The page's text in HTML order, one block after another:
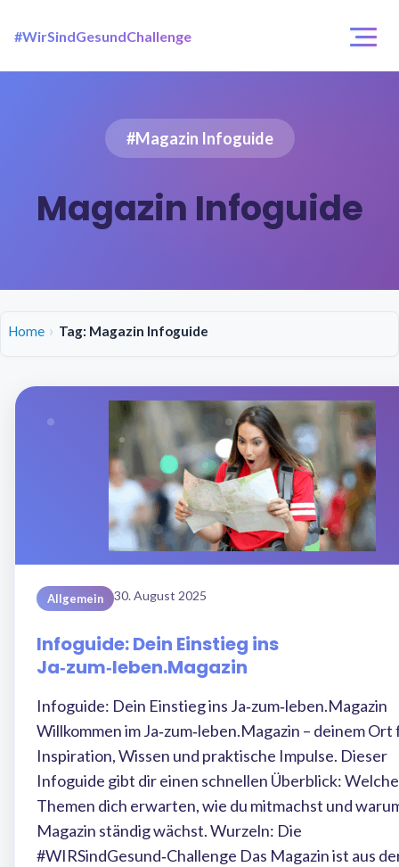
#WirSindGesundChallenge
Login / Registrierung
#Magazin Infoguide
Magazin Infoguide
Home Tag: Magazin Infoguide
Allgemein 30. August 2025
Infoguide: Dein Einstieg ins
Ja‑zum‑leben.Magazin
Infoguide: Dein Einstieg ins Ja‑zum‑leben.Magazin
Willkommen im Ja‑zum‑leben.Magazin – deinem Ort
Inspiration, Wissen und praktische Impulse. Dieser
Infoguide gibt dir einen schnellen Überblick: Welche
Themen dich erwarten, wie du mitmachst und
Magazin ständig wächst. Wurzeln: Die
#WIRSindGesund‑Challenge Das Magazin ist aus